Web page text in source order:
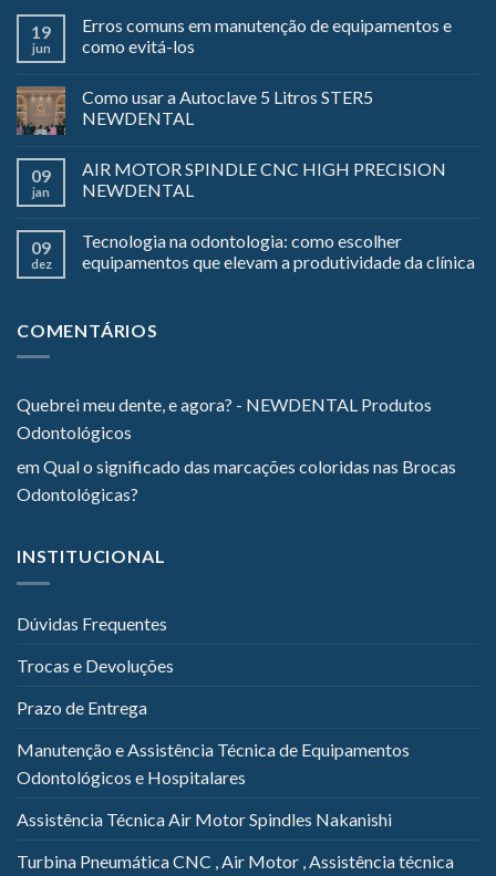
19
jun
Erros comuns em manutenção de equipamentos e
como evitá-los
Como usar a Autoclave 5 Litros STER5
NEWDENTAL
09
jan
AIR MOTOR SPINDLE CNC HIGH PRECISION
NEWDENTAL
09
dez
Tecnologia na odontologia: como escolher
equipamentos que elevam a produtividade da clínica
COMENTÁRIOS
Quebrei meu dente, e agora? - NEWDENTAL Produtos
Odontológicos
emQual o significado das marcações coloridas nas Brocas
Odontológicas?
INSTITUCIONAL
Dúvidas Frequentes
Trocas e Devoluções
Prazo de Entrega
Manutenção e Assistência Técnica de Equipamentos
Odontológicos e Hospitalares
Assistência Técnica Air Motor Spindles Nakanishi
Turbina Pneumática CNC , Air Motor , Assistência técnica